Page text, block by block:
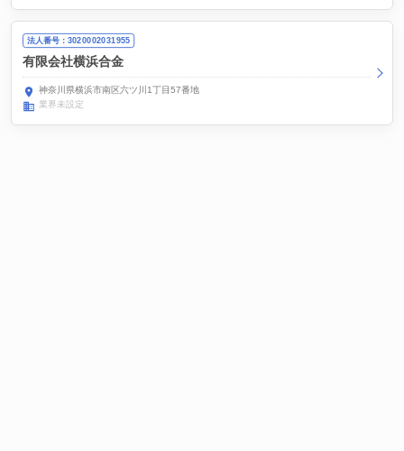
法人番号：3020002031955
有限会社横浜合金
神奈川県横浜市南区六ツ川1丁目57番地
業界未設定